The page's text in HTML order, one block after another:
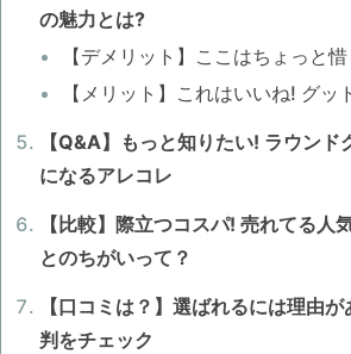
の魅力とは?
【デメリット】ここはちょっと
【メリット】これはいいね! グッ
【Q&A】もっと知りたい! ラウンド
になるアレコレ
【比較】際立つコスパ! 売れてる人
とのちがいって？
【口コミは？】選ばれるには理由
判をチェック